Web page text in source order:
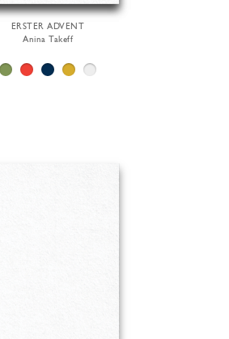
ERSTER ADVENT
Anina Takeff